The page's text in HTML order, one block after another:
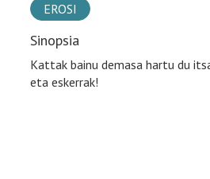
EROSI
Sinopsia
Kattak bainu demasa hartu du
eta eskerrak!